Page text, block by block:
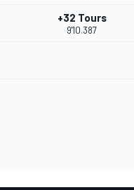
+32 Tours
9'10.387